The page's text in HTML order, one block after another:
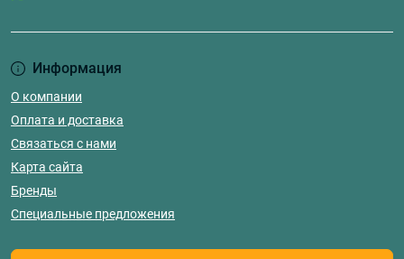
Информация
О компании
Оплата и доставка
Связаться с нами
Карта сайта
Бренды
Специальные предложения